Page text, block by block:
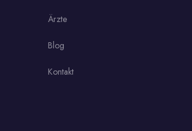
Ärzte
Blog
Kontakt